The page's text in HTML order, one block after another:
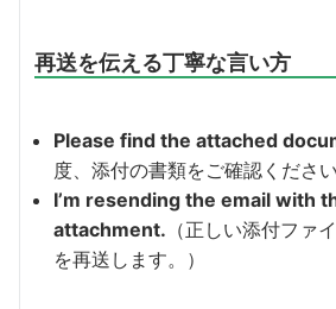
再送を伝える丁寧な言い方
Please find the attached
度、添付の書類をご確認ください
I’m resending the email with
attachment. （正しい添付ファ
を再送します。）